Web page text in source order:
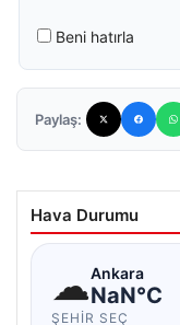
Beni hatırla
Paylaş:
Hava Durumu
☁Ankara
NaN°C
ŞEHIR SEÇ